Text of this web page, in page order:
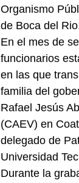
Organismo
de Boca del
En el mes de
funcionarios
en las que
familia del
Rafael Jesús
(CAEV) en
delegado de
Universidad
Durante la